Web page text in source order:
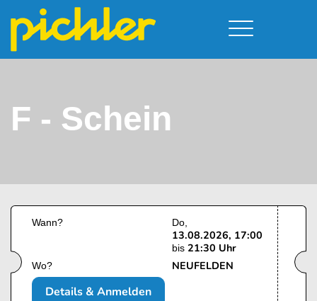
A - Scheine + Code 111
B - Scheine
Kursorte
Neufelden
Service
Kontakt
F - Schein
Wann? Do
13.08.2026, 17:00
bis 21:30 Uhr
Wo? NEUFELDEN
Details & Anmelden